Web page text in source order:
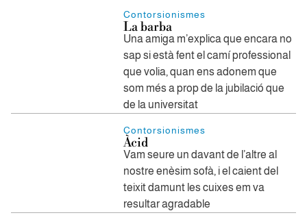
Contorsionismes
La barba
Una amiga m’explica que encara no
sap si està fent el camí professional
que volia, quan ens adonem que
som més a prop de la jubilació que
de la universitat
Contorsionismes
Àcid
Vam seure un davant de l’altre al
nostre enèsim sofà, i el caient del
teixit damunt les cuixes em va
resultar agradable